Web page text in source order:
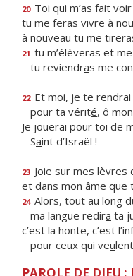
20 Toi qui m’as fait
tu me feras vivre à
à nouveau tu me
21 tu m’élèveras et
tu reviendras me
22 Et moi, je te
pour ta vérité, ô
Je jouerai pour toi de
Saint d’Israël !
23 Joie sur mes lèvres
et dans mon âme que
24 Alors, tout au long
ma langue redira ta
c’est la honte, c’est
pour ceux qui veu